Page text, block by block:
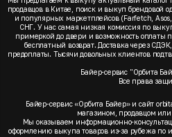
продавцов в Китае, поиск и выкуп брендовой
и популярных маркетплейсов (Farfetch,
СНГ. У нас самая низкая комиссия по
примеркой до двери и возможность оплаты
бесплатный возврат. Доставка через
предоплаты. Тысячи довольных клиентов
Байер-сервис "Орбита
Все права
Байер-сервис «Орбита Байер» и сайт
магазином, продавцом
Мы оказываем информационно-
оформлению выкупа товаров из-за рубежа по